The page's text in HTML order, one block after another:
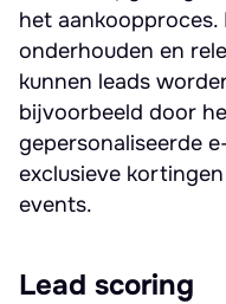
het
onderhouden en
kunnen leads
bijvoorbeeld door
gepersonaliseerde
exclusieve
events.
Lead scoring